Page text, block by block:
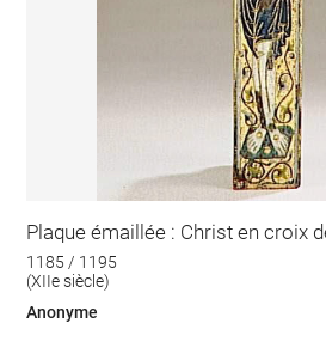
Plaque émaillée : Christ en croix
1185 / 1195
(XIIe siècle)
Anonyme